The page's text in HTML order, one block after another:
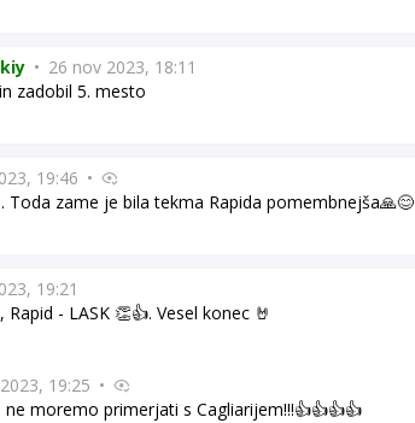
• 26 nov 2023, 18:11
zadobil 5. mesto
19:46 •
Toda zame je bila tekma Rapida pomembnejša🙏😊
19:21
- LASK 👏👍. Vesel konec 🤘
19:25 •
ne moremo primerjati s Cagliarijem!!!👍👍👍👍